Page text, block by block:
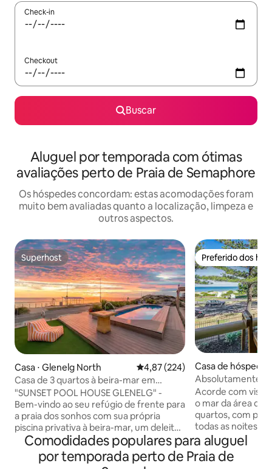
Check-in
Checkout
Buscar
Aluguel por temporada com ótimas
avaliações perto de Praia de Semaphore
Os hóspedes concordam: estas acomodações foram
muito bem avaliadas quanto a localização, limpeza e
outros aspectos.
Superhost
Superhost
Casa ⋅ Glenelg North 4,87 de uma avaliação média de
4,87 (224)
Casa de 3 quartos à beira-mar em
Glenelg - Piscina privativa e deck
"SUNSET POOL HOUSE GLENELG" -
Bem-vindo ao seu refúgio de frente para
a praia dos sonhos com sua própria
piscina privativa à beira-mar, um deleite
incrivelmente raro! Esta deslumbrante
casa de 3 quartos em Glenelg Beach é
perfeita para famílias, grupos de amigos
Preferido dos
Preferido dos
Casa de
ore
Absolutamente à
o mar |
Acorde com
o mar da área de
quartos, com
todas as noites.
segura e arenosa
4 minutos a pé
bares e lojas da
Comodidades populares para aluguel
por temporada perto de Praia de